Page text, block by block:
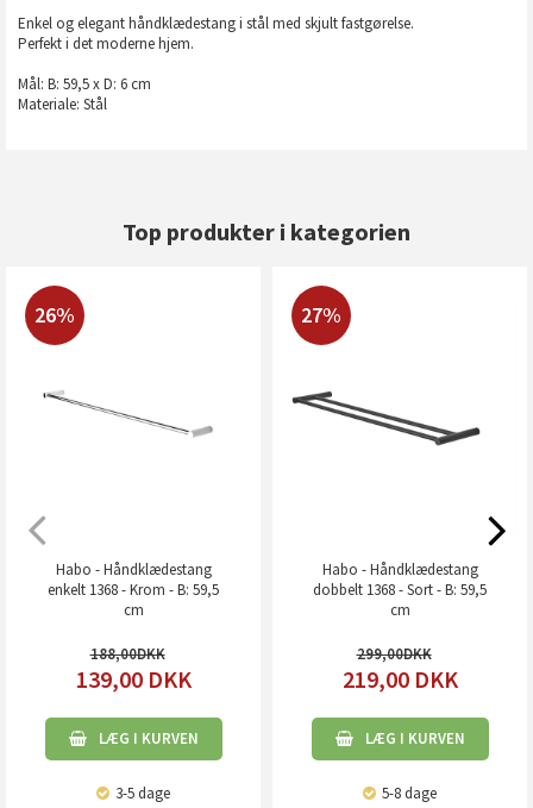
Enkel og elegant håndklædestang i stål med skjult fastgørelse.
Perfekt i det moderne hjem.
Mål: B: 59,5 x D: 6 cm
Materiale: Stål
Top produkter i kategorien
26%
Habo - Håndklædestang
enkelt 1368 - Krom - B: 59,5
cm
188,00
139,00 DKK
LÆG I KURVEN
3-5 dage
27%
Habo - Håndklædestang
dobbelt 1368 - Sort - B: 59,5
cm
299,00
219,00 DKK
LÆG I KURVEN
5-8 dage